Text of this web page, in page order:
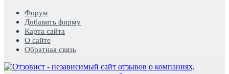
Форум
Добавить фирму
Карта сайта
О сайте
Обратная связь